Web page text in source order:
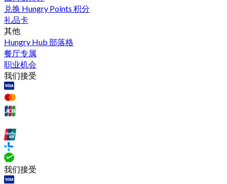
兑换 Hungry Points 积分
礼品卡
其他
Hungry Hub 部落格
餐厅专属
职业机会
我们接受
我们接受